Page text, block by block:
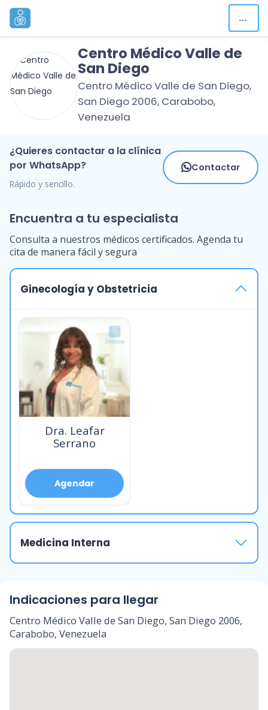
Centro Médico Valle de
San Diego
Centro Médico Valle de San Diego,
San Diego 2006, Carabobo,
Venezuela
¿Quieres contactar a la clínica
por WhatsApp?
Rápido y sencillo.
Contactar
Encuentra a tu especialista
Consulta a nuestros médicos certificados. Agenda tu
cita de manera fácil y segura
Ginecología y Obstetricia
Dra. Leafar
Serrano
Agendar
Medicina Interna
Indicaciones para llegar
Centro Médico Valle de San Diego, San Diego 2006,
Carabobo, Venezuela